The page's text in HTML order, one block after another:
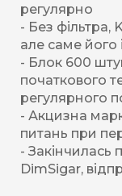
регулярно
- Без фільтра,
але саме його
- Блок 600
початкового
регулярного
- Акцизна
питань при
- Закінчилась
DimSigar,